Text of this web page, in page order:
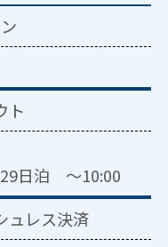
ト
日泊 ～10:00
ュレス決済